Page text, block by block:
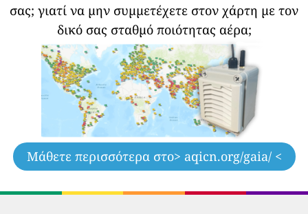
σας; γιατί να μην συμμετέχετε στον χάρτη με τον
δικό σας σταθμό ποιότητας αέρα;
Μάθετε περισσότερα στο> aqicn.org/gaia/ <